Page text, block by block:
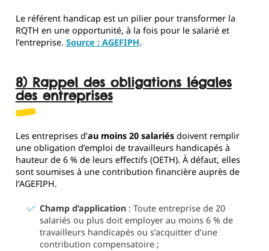
Le référent handicap est un pilier pour transformer la
RQTH en une opportunité, à la fois pour le salarié et
l’entreprise. Source : AGEFIPH.
8) Rappel des obligations légales
des entreprises
Les entreprises d’au moins 20 salariésdoivent remplir
une obligation d’emploi de travailleurs handicapés à
hauteur de 6 % de leurs effectifs (OETH). À défaut, elles
sont soumises à une contribution financière auprès de
l’AGEFIPH.
Champ d’application: Toute entreprise de 20
salariés ou plus doit employer au moins 6 % de
travailleurs handicapés ou s’acquitter d’une
contribution compensatoire ;